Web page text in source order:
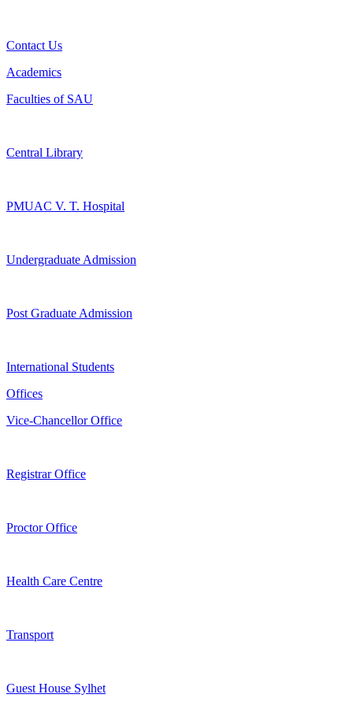
Contact Us
Academics
Faculties of SAU
Central Library
PMUAC V. T. Hospital
Undergraduate Admission
Post Graduate Admission
International Students
Offices
Vice-Chancellor Office
Registrar Office
Proctor Office
Health Care Centre
Transport
Guest House Sylhet